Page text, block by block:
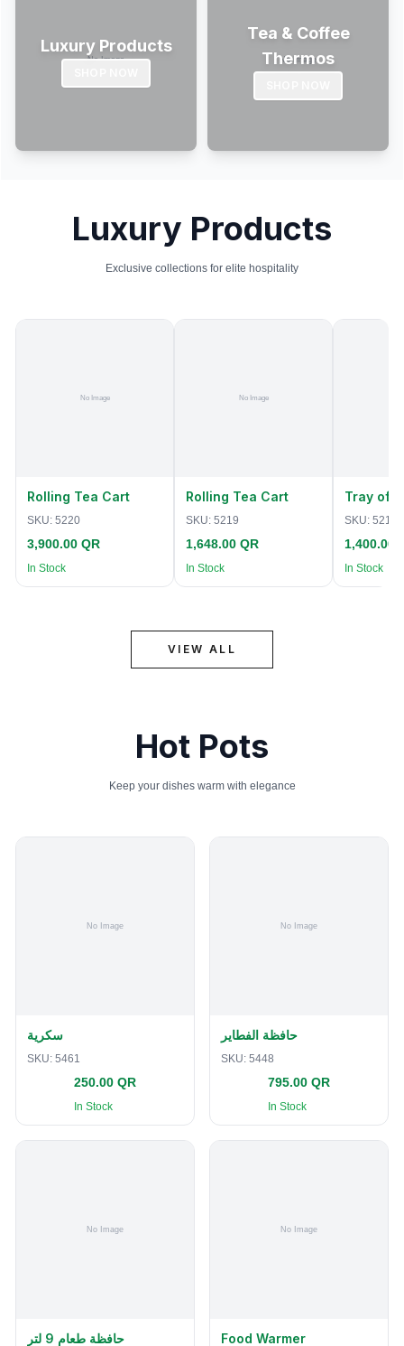
Luxury Products
Tea & Coffee
Thermos
Luxury Products
Exclusive collections for elite hospitality
Rolling Tea Cart
SKU: 5220
3,900.00 QR
In Stock
Rolling Tea Cart
SKU: 5219
1,648.00 QR
In Stock
Tray of
SKU: 5218
1,400.00
In Stock
VIEW ALL
Hot Pots
Keep your dishes warm with elegance
سكرية
SKU: 5461
250.00 QR
In Stock
حافظة الفطاير
SKU: 5448
795.00 QR
In Stock
حافظة طعام 9 لتر Food Warmer